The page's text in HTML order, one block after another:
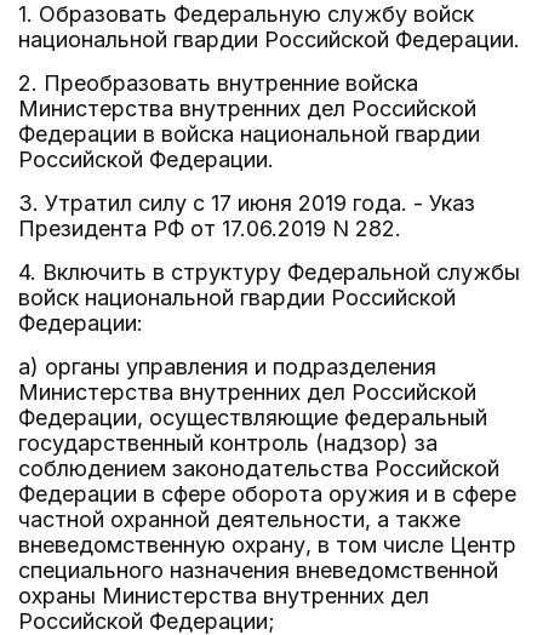
1. Образовать Федеральную службу войск
национальной гвардии Российской Федерации.
2. Преобразовать внутренние войска
Министерства внутренних дел Российской
Федерации в войска национальной гвардии
Российской Федерации.
3. Утратил силу с 17 июня 2019 года. - Указ
Президента РФ от 17.06.2019 N 282.
4. Включить в структуру Федеральной службы
войск национальной гвардии Российской
Федерации:
а) органы управления и подразделения
Министерства внутренних дел Российской
Федерации, осуществляющие федеральный
государственный контроль (надзор) за
соблюдением законодательства Российской
Федерации в сфере оборота оружия и в сфере
частной охранной деятельности, а также
вневедомственную охрану, в том числе Центр
специального назначения вневедомственной
охраны Министерства внутренних дел
Российской Федерации;